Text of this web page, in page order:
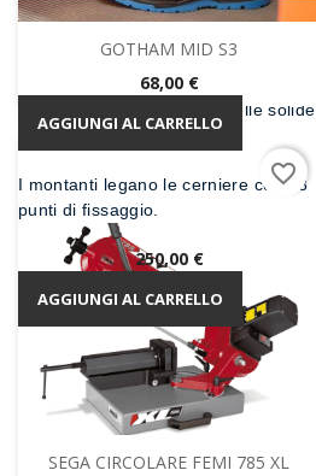
alluminio di elevata qualità con
interposte lame d acciaio nelle solide
fusioni delle cerniere.
I montanti legano le cerniere con 18
punti di fissaggio.
Prezzo
250,00 €
AGGIUNGI AL CARRELLO
GOTHAM MID S3
Prezzo
68,00 €
AGGIUNGI AL CARRELLO
SEGA CIRCOLARE FEMI 785 XL
favorite_border